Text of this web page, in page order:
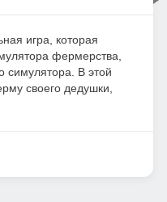
игра, которая
фермерства,
симулятора. В этой
своего дедушки,